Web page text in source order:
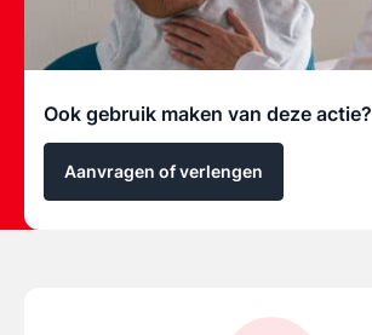
Ook gebruik maken van deze actie?
Aanvragen of verlengen